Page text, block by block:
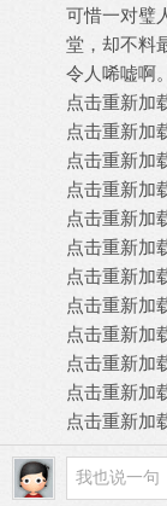
可惜一对璧
堂，却不料
令人唏嘘啊。
点击重新加
点击重新加
点击重新加
点击重新加
点击重新加
点击重新加
点击重新加
点击重新加
点击重新加
点击重新加
点击重新加
点击重新加